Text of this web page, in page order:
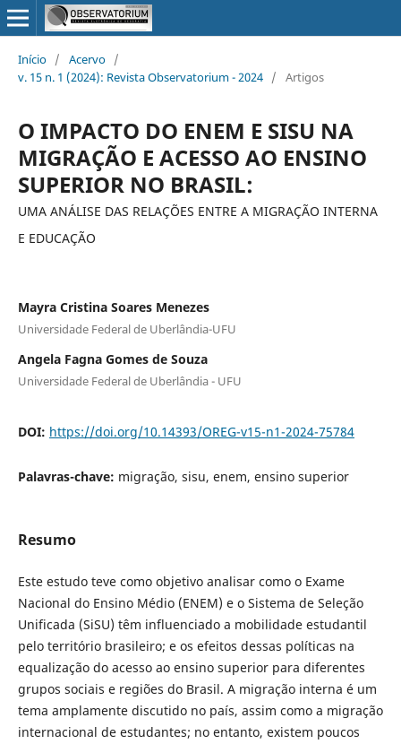
Início / Acervo /
v. 15 n. 1 (2024): Revista Observatorium - 2024 / Artigos
O IMPACTO DO ENEM E SISU NA
MIGRAÇÃO E ACESSO AO ENSINO
SUPERIOR NO BRASIL:
UMA ANÁLISE DAS RELAÇÕES ENTRE A MIGRAÇÃO INTERNA
E EDUCAÇÃO
Mayra Cristina Soares Menezes
Universidade Federal de Uberlândia-UFU
Angela Fagna Gomes de Souza
Universidade Federal de Uberlândia - UFU
DOI: https://doi.org/10.14393/OREG-v15-n1-2024-75784
Palavras-chave: migração, sisu, enem, ensino superior
Resumo
Este estudo teve como objetivo analisar como o Exame
Nacional do Ensino Médio (ENEM) e o Sistema de Seleção
Unificada (SiSU) têm influenciado a mobilidade estudantil
pelo território brasileiro; e os efeitos dessas políticas na
equalização do acesso ao ensino superior para diferentes
grupos sociais e regiões do Brasil. A migração interna é um
tema amplamente discutido no país, assim como a migração
internacional de estudantes; no entanto, existem poucos